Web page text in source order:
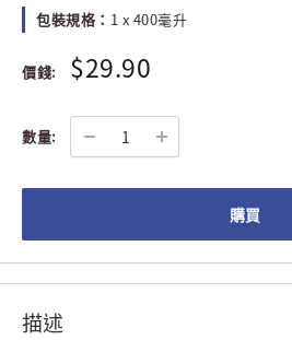
包裝規格： 1 x 400毫升
價錢: $29.90
數量:
購買
描述